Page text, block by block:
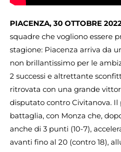
PIACENZA, 30 OTTOBRE
squadre che vogliono essere
stagione: Piacenza arriva da
non brillantissimo per le
2 successi e altrettante
ritrovata con una grande
disputato contro Civitanova.
battaglia, con Monza che,
anche di 3 punti (10-7),
avanti fino al 20 (contro 18),